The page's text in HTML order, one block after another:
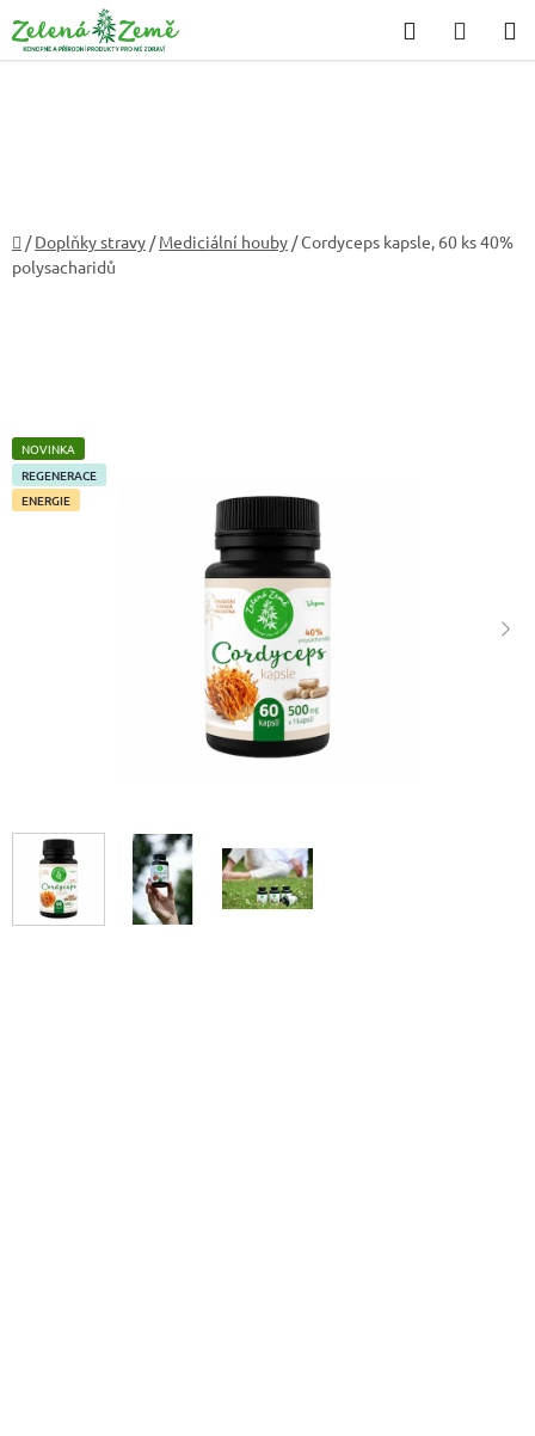
na
obsah
Hledat
KOŠÍK
Domů
/ Doplňky stravy / Mediciální houby /Cordyceps kapsle, 60 ks40%
polysacharidů
NOVINKA
REGENERACE
ENERGIE